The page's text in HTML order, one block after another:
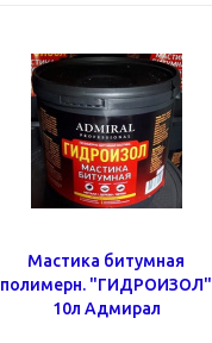
Мастика битумная
полимерн. "ГИДРОИЗОЛ"
10л Адмирал